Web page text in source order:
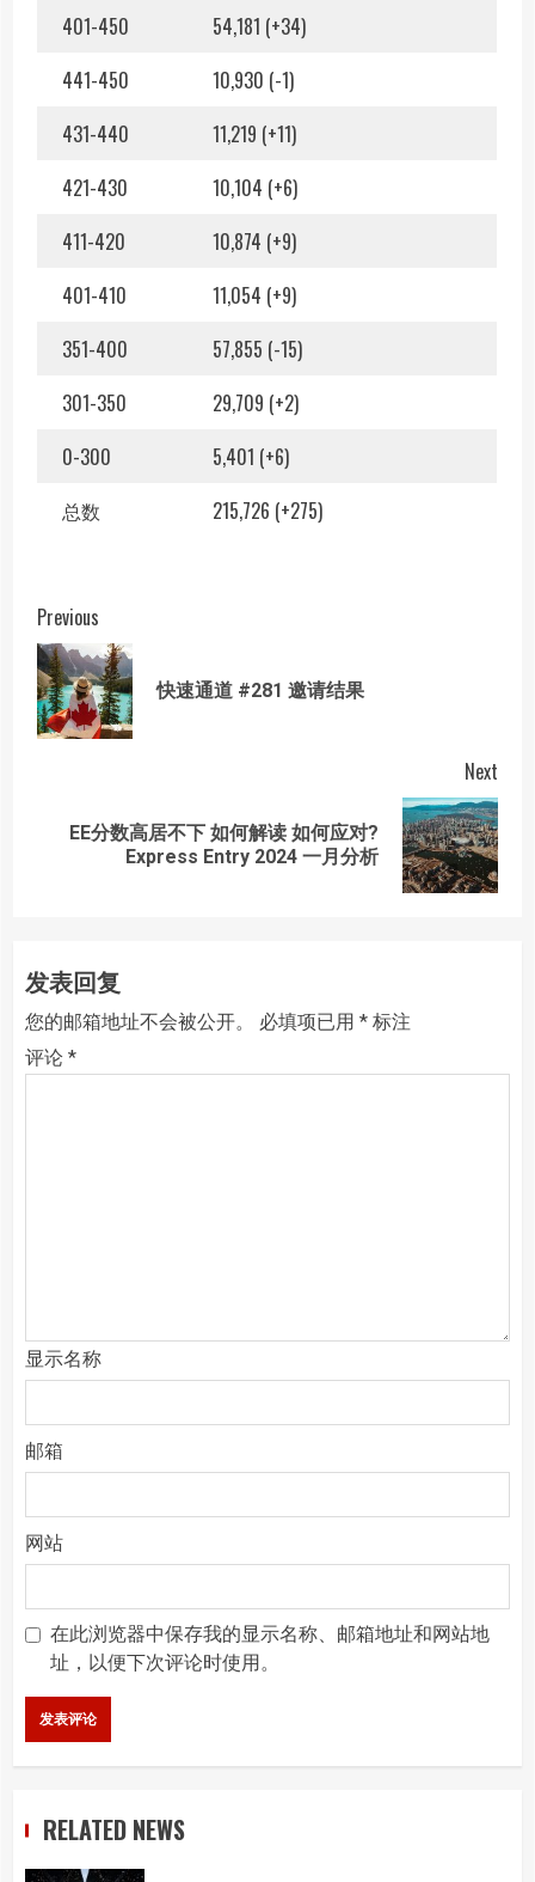
401-450
54,181 (+34)
441-450
10,930 (-1)
431-440
11,219 (+11)
421-430
10,104 (+6)
411-420
10,874 (+9)
401-410
11,054 (+9)
351-400
57,855 (-15)
301-350
29,709 (+2)
0-300
5,401 (+6)
总数
215,726 (+275)
Post
navigation
Previous
快速通道 #281 邀请结果
Next
NextEE分数高居不下 如何解读 如何应对?
Express Entry 2024 一月分析
发表回复
您的邮箱地址不会被公开。 必填项已用 * 标注
评论 *
显示名称
邮箱
网站
在此浏览器中保存我的显示名称、邮箱地址和网站地
址，以便下次评论时使用。
RELATED NEWS